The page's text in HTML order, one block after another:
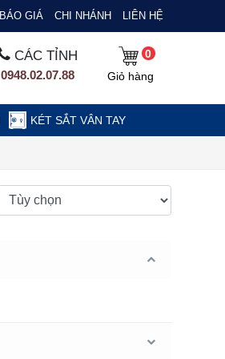
BÁO GIÁ CHI NHÁNH LIÊN HỆ
CÁC TỈNH
0948.02.07.88
0
Giỏ hàng
KÉT SẮT VÂN TAY